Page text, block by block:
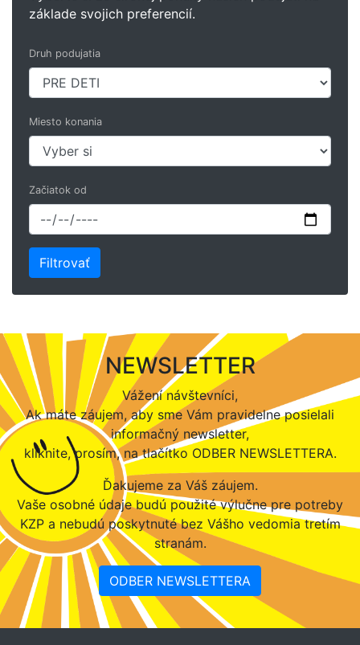
základe svojich preferencií.
Druh podujatia
Miesto konania
Začiatok od
NEWSLETTER
Vážení návštevníci,
Ak máte záujem, aby sme Vám pravidelne posielali
informačný newsletter,
kliknite, prosím, na tlačítko ODBER NEWSLETTERA.
Ďakujeme za Váš záujem.
Vaše osobné údaje budú použité výlučne pre potreby
KZP a nebudú poskytnuté bez Vášho vedomia tretím
stranám.
ODBER NEWSLETTERA